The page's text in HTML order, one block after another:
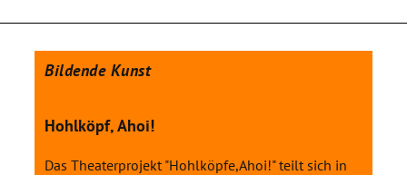
Bildende Kunst
Hohlköpf, Ahoi!
Das Theaterprojekt "Hohlköpfe,Ahoi!" teilt sich in